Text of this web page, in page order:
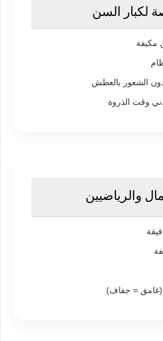
لكبار السن
مكيفة
الشعور بالعطش
وقت الذروة
والرياضيين
(غامق = جفاف)